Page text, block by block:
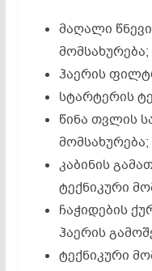
მაღალი
მომსახურება;
ჰაერის
სტარტერის
წინა თვლის
მომსახურება;
კაბინის
ტექნიკური
ჩაჭიდების
ჰაერის
ტექნიკური